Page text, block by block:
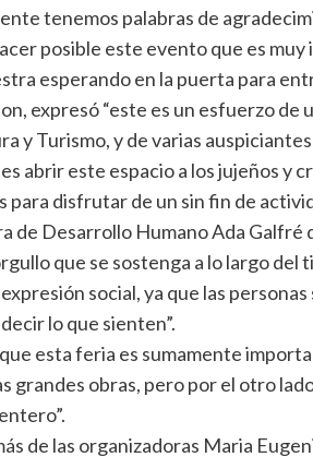
tenemos palabras de
posible este evento que es
esperando en la puerta para
expresó “este es un esfuerzo
y Turismo, y de varias
abrir este espacio a los jujeños y
para disfrutar de un sin fin de
de Desarrollo Humano Ada
que se sostenga a lo largo
social, ya que las
lo que sienten”.
esta feria es sumamente
grandes obras, pero por el otro
de las organizadoras Maria